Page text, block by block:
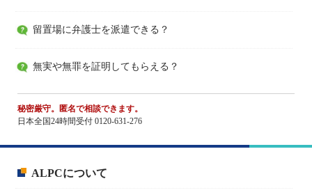
留置場に弁護士を派遣できる？
無実や無罪を証明してもらえる？
秘密厳守。匿名で相談できます。
日本全国24時間受付 0120-631-276
ALPCについて